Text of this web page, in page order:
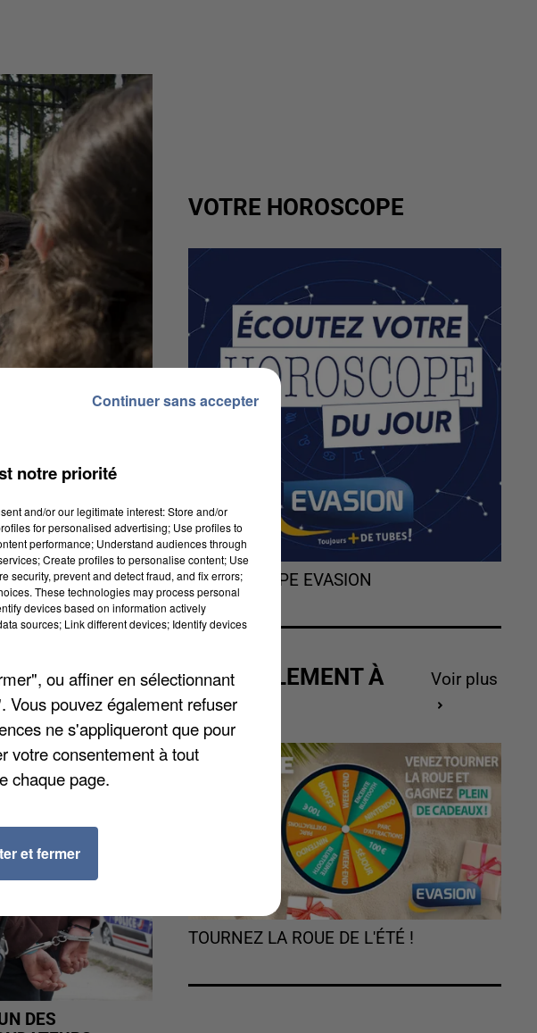
ont décroché leur
« Très
était de 85.5%
entre les 7 et 10
DES
VOTRE HOROSCOPE
L'HOROSCOPE EVASION
ACTUELLEMENT À
GAGNER
Voir plus
TOURNEZ LA ROUE DE L'ÉTÉ !
notre priorité
and/or our legitimate interest: Store and/or
for personalised advertising; Use profiles to
performance; Understand audiences through
Create profiles to personalise content; Use
security, prevent and detect fraud, and fix errors;
These technologies may process personal
devices based on information actively
sources; Link different devices; Identify devices
ou affiner en sélectionnant
Vous pouvez également refuser
ne s'appliqueront que pour
votre consentement à tout
chaque page.
et fermer
Continuer sans accepter